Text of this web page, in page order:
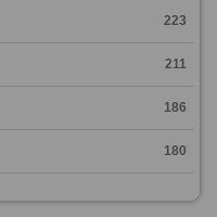
223
211
186
180